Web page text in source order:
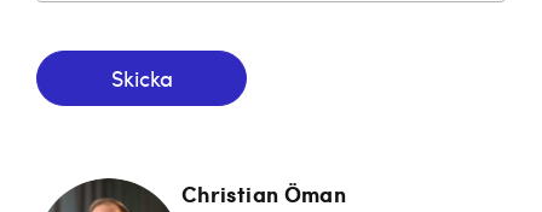
Skicka
Christian Öman